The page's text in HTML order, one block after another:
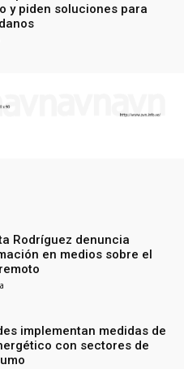
y piden soluciones para
Rodríguez denuncia
en medios sobre el
implementan medidas de
con sectores de